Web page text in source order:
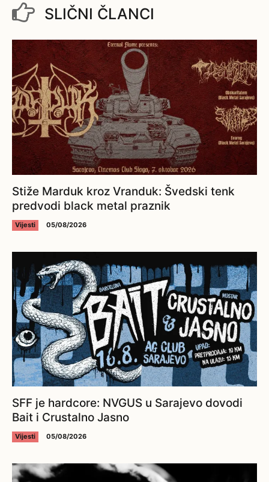
SLIČNI ČLANCI
Stiže Marduk kroz Vranduk: Švedski tenk
predvodi black metal praznik
Vijesti 05/08/2026
SFF je hardcore: NVGUS u Sarajevo dovodi
Bait i Crustalno Jasno
Vijesti 05/08/2026